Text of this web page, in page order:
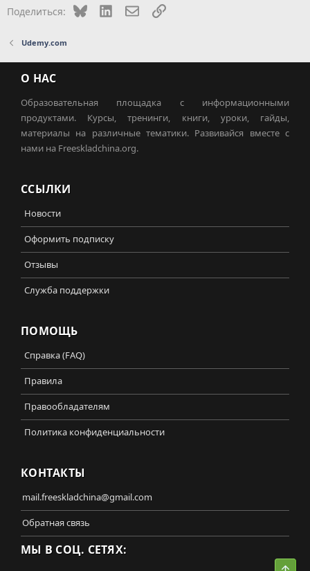
Поделиться: Bluesky LinkedInЭлектронная почта
Ссылка
Udemy.com
О НАС
Образовательная площадка с информационными
продуктами. Курсы, тренинги, книги, уроки, гайды,
материалы на различные тематики. Развивайся вместе с
нами на Freeskladchina.org.
ССЫЛКИ
Новости
Оформить подписку
Отзывы
Служба поддержки
ПОМОЩЬ
Справка (FAQ)
Правила
Правообладателям
Политика конфиденциальности
КОНТАКТЫ
mail.freeskladchina@gmail.com
Обратная связь
МЫ В СОЦ. СЕТЯХ: